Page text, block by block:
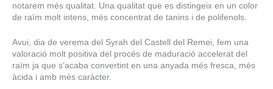
notarem més qualitat. Una qualitat que es distingeix en un color
de raïm molt intens, més concentrat de tanins i de polifenols.
Avui, dia de verema del Syrah del Castell del Remei, fem una
valoració molt positiva del procés de maduració accelerat del
raïm ja que s’acaba convertint en una anyada més fresca, més
àcida i amb més caràcter.